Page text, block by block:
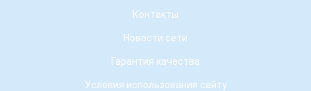
Контакты
Новости сети
Гарантия качества
Условия использования сайту